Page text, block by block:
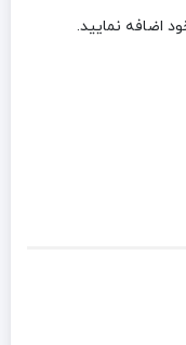
اضافه نمایید.